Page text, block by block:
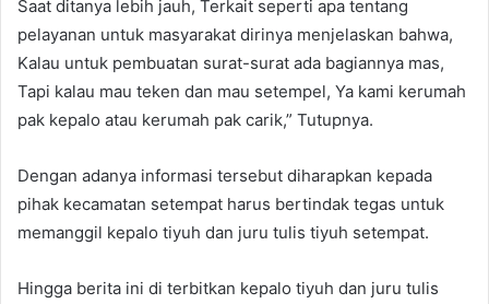
Saat ditanya lebih jauh, Terkait seperti apa tentang
pelayanan untuk masyarakat dirinya menjelaskan bahwa,
Kalau untuk pembuatan surat-surat ada bagiannya mas,
Tapi kalau mau teken dan mau setempel, Ya kami kerumah
pak kepalo atau kerumah pak carik,” Tutupnya.
Dengan adanya informasi tersebut diharapkan kepada
pihak kecamatan setempat harus bertindak tegas untuk
memanggil kepalo tiyuh dan juru tulis tiyuh setempat.
Hingga berita ini di terbitkan kepalo tiyuh dan juru tulis